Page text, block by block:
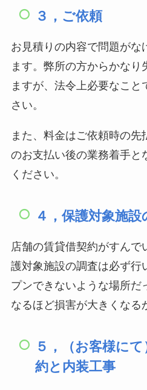
３，ご依頼
お見積りの内容で問題がな
ます。弊所の方からかなり
ますが、法令上必要なこと
さい。
また、料金はご依頼時の先
のお支払い後の業務着手と
ください。
４，保護対象施設
店舗の賃貸借契約がすんで
護対象施設の調査は必ず行
プンできないような場所だ
なるほど損害が大きくなる
５，（お客様に
約と内装工事